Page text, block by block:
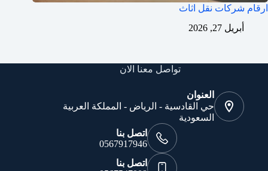
ارقام شركات نقل اثاث
أبريل 27, 2026
تواصل معنا الان
العنوان
حي القادسية - الرياض - المملكة العربية
السعودية
اتصل بنا
0567917946
اتصل بنا